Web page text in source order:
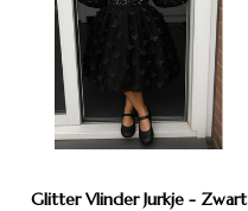
Glitter Vlinder Jurkje - Zwart